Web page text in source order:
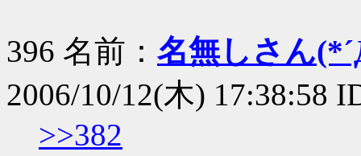
396 名前： 名無しさん
2006/10/12(木) 17:38:58
>>382